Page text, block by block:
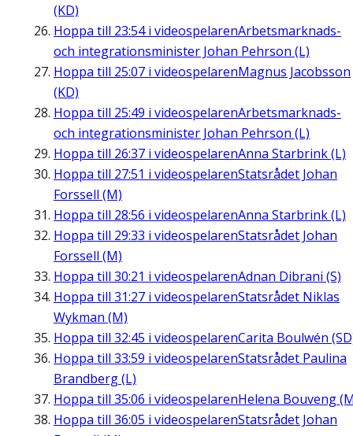
(KD)
Hoppa till 23:54i videospelarenArbetsmarknads-
och integrationsminister Johan Pehrson (L)
Hoppa till 25:07 i videospelarenMagnus Jacobsson
(KD)
Hoppa till 25:49 i videospelarenArbetsmarknads-
och integrationsminister Johan Pehrson (L)
Hoppa till 26:37 i videospelarenAnna Starbrink (L)
Hoppa till 27:51 i videospelarenStatsrådet Johan
Forssell (M)
Hoppa till 28:56 i videospelarenAnna Starbrink (L)
Hoppa till 29:33 i videospelarenStatsrådet Johan
Forssell (M)
Hoppa till 30:21 i videospelarenAdnan Dibrani (S)
Hoppa till 31:27 i videospelarenStatsrådet Niklas
Wykman (M)
Hoppa till 32:45 i videospelarenCarita Boulwén
Hoppa till 33:59 i videospelarenStatsrådet Paulina
Brandberg (L)
Hoppa till 35:06 i videospelarenHelena Bouveng
Hoppa till 36:05 i videospelarenStatsrådet Johan